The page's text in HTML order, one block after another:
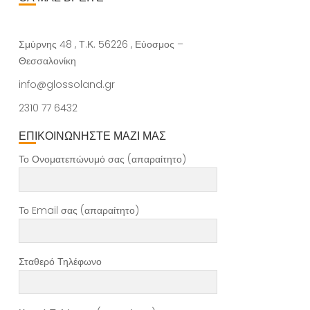
Σμύρνης 48 , Τ.Κ. 56226 , Εύοσμος –
Θεσσαλονίκη
info@glossoland.gr
2310 77 6432
ΕΠΙΚΟΙΝΩΝΗΣΤΕ ΜΑΖΙ ΜΑΣ
Το Ονοματεπώνυμό σας (απαραίτητο)
Το Email σας (απαραίτητο)
Σταθερό Τηλέφωνο